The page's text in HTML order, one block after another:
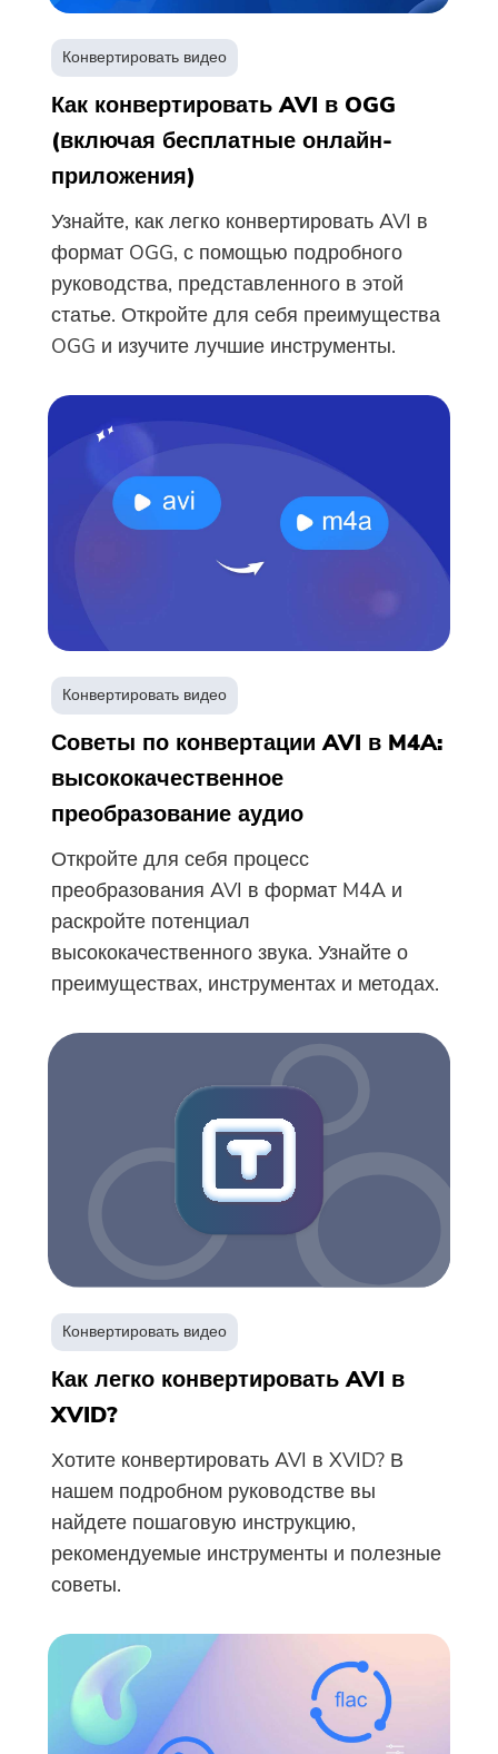
Конвертировать видео
Как конвертировать AVI в OGG
(включая бесплатные онлайн-
приложения)
Узнайте, как легко конвертировать AVI в
формат OGG, с помощью подробного
руководства, представленного в этой
статье. Откройте для себя преимущества
OGG и изучите лучшие инструменты.
Конвертировать видео
Советы по конвертации AVI в M4A:
высококачественное
преобразование аудио
Откройте для себя процесс
преобразования AVI в формат M4A и
раскройте потенциал
высококачественного звука. Узнайте о
преимуществах, инструментах и ​​методах.
Конвертировать видео
Как легко конвертировать AVI в
XVID?
Хотите конвертировать AVI в XVID? В
нашем подробном руководстве вы
найдете пошаговую инструкцию,
рекомендуемые инструменты и полезные
советы.
использовать только на Mac.
Вы можете ввести свой адрес
электронной почты, чтобы
получить ссылку для
скачивания и код купона. Если
вы хотите купить программное
нажмите
магазин
Пожалуйста, введите адрес
электронной почты.
Спасибо за вашу подписку!
Спасибо за вашу подписку!
Ссылка для скачивания и код
купона были отправлены на ваш
программное обеспечение
напрямую.
Купить